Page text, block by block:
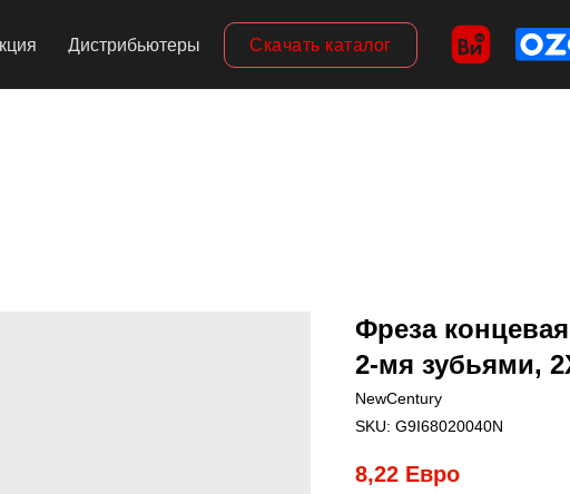
Скачать каталог
Дистрибьютеры
Фреза
2-мя зубьями,
NewCentury
SKU: G9I68020040N
8,22 Евро